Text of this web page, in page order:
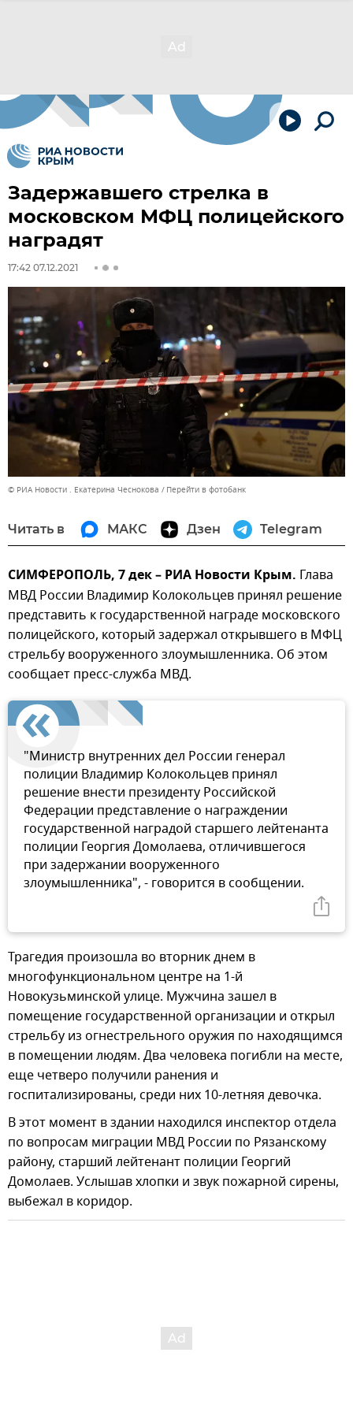
Задержавшего стрелка в
московском МФЦ полицейского
наградят
17:42 07.12.2021
© РИА Новости . Екатерина Чеснокова Перейти в фотобанк
Читать в МАКС Дзен Telegram
СИМФЕРОПОЛЬ, 7 дек – РИА Новости Крым. Глава
МВД России Владимир Колокольцев принял решение
представить к государственной награде московского
полицейского, который задержал открывшего в МФЦ
стрельбу вооруженного злоумышленника. Об этом
сообщает пресс-служба МВД.
"Министр внутренних дел России генерал
полиции Владимир Колокольцев принял
решение внести президенту Российской
Федерации представление о награждении
государственной наградой старшего лейтенанта
полиции Георгия Домолаева, отличившегося
при задержании вооруженного
злоумышленника", - говорится в сообщении.
Трагедия произошла во вторник днем в
многофункциональном центре на 1-й
Новокузьминской улице. Мужчина зашел в
помещение государственной организации и открыл
стрельбу из огнестрельного оружия по находящимся
в помещении людям. Два человека погибли на месте,
еще четверо получили ранения и
госпитализированы, среди них 10-летняя девочка.
В этот момент в здании находился инспектор отдела
по вопросам миграции МВД России по Рязанскому
району, старший лейтенант полиции Георгий
Домолаев. Услышав хлопки и звук пожарной сирены,
выбежал в коридор.